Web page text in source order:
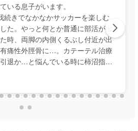
いる息子がいます。
続きでなかなかサッカーを楽しむ
た。やっと何とか普通に部活が出
時、両脚の内側くるぶし付近が出
痛性外脛骨に…。カテーテル治療
退か…と悩んでいる時に柿沼指圧
ピュレーションにたどり着きまし
くなり、さらにパフォーマンスも
怪我もし難くなるという嬉しいオ